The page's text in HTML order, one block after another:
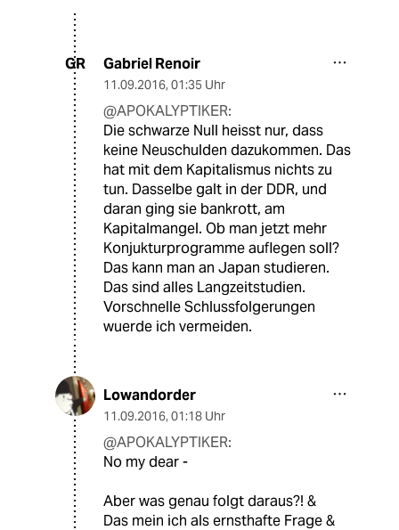
GR Gabriel Renoir
11.09.2016, 01:35 Uhr
@APOKALYPTIKER:
Die schwarze Null heisst nur, dass
keine Neuschulden dazukommen. Das
hat mit dem Kapitalismus nichts zu
tun. Dasselbe galt in der DDR, und
daran ging sie bankrott, am
Kapitalmangel. Ob man jetzt mehr
Konjukturprogramme auflegen soll?
Das kann man an Japan studieren.
Das sind alles Langzeitstudien.
Vorschnelle Schlussfolgerungen
wuerde ich vermeiden.
Lowandorder
11.09.2016, 01:18 Uhr
@APOKALYPTIKER:
No my dear -
Aber was genau folgt daraus?! &
Das mein ich als ernsthafte Frage &